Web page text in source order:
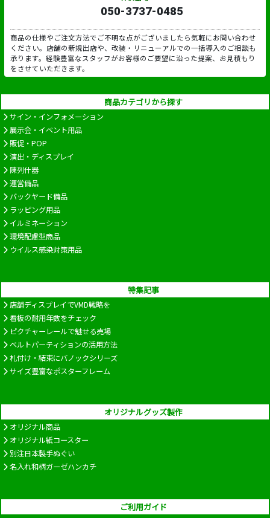
050-3737-0485
商品の仕様やご注文方法でご不明な点がございましたら気軽にお問い合わせ
ください。店舗の新規出店や、改装・リニューアルでの一括導入のご相談も
承ります。経験豊富なスタッフがお客様のご要望に沿った提案、お見積もり
をさせていただきます。
商品カテゴリから探す
サイン・インフォメーション
展示会・イベント用品
販促・POP
演出・ディスプレイ
陳列什器
運営備品
バックヤード備品
ラッピング用品
イルミネーション
環境配慮型商品
ウイルス感染対策用品
特集記事
店舗ディスプレイでVMD戦略を
看板の耐用年数をチェック
ピクチャーレールで魅せる売場
ベルトパーティションの活用方法
札付け・結束にバノックシリーズ
サイズ豊富なポスターフレーム
オリジナルグッズ製作
オリジナル商品
オリジナル紙コースター
別注日本製手ぬぐい
名入れ和柄ガーゼハンカチ
ご利用ガイド